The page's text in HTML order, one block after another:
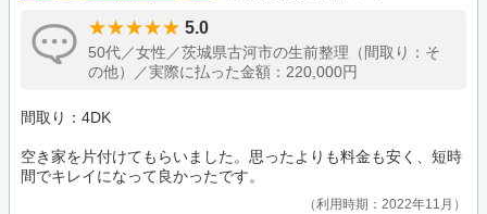
5.0
50代／女性／茨城県古河市の生前整理（間取り：そ
の他）／実際に払った金額：220,000円
間取り：4DK
空き家を片付けてもらいました。思ったよりも料金も安く、短時
間でキレイになって良かったです。
利用時期：2022年11月